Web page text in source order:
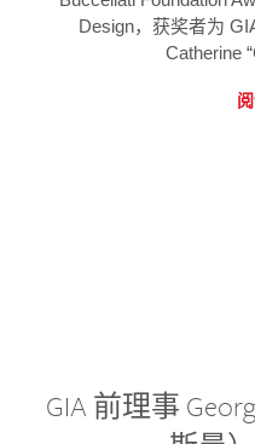
Design，获奖者为
Catherine
GIA 前理事